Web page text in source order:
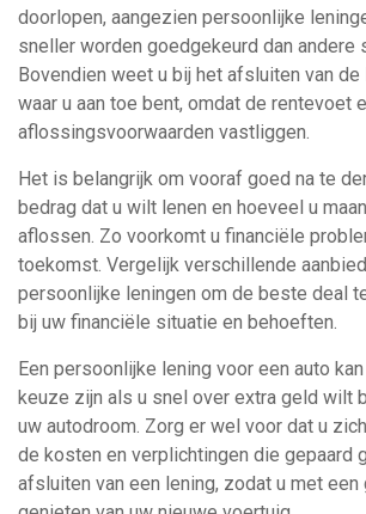
doorlopen, aangezien persoonlijke
sneller worden goedgekeurd dan andere
Bovendien weet u bij het afsluiten van
waar u aan toe bent, omdat de rentevoet
aflossingsvoorwaarden vastliggen.
Het is belangrijk om vooraf goed na te
bedrag dat u wilt lenen en hoeveel u
aflossen. Zo voorkomt u financiële
toekomst. Vergelijk verschillende
persoonlijke leningen om de beste deal
bij uw financiële situatie en behoeften.
Een persoonlijke lening voor een auto
keuze zijn als u snel over extra geld wilt
uw autodroom. Zorg er wel voor dat u
de kosten en verplichtingen die gepaard
afsluiten van een lening, zodat u met een